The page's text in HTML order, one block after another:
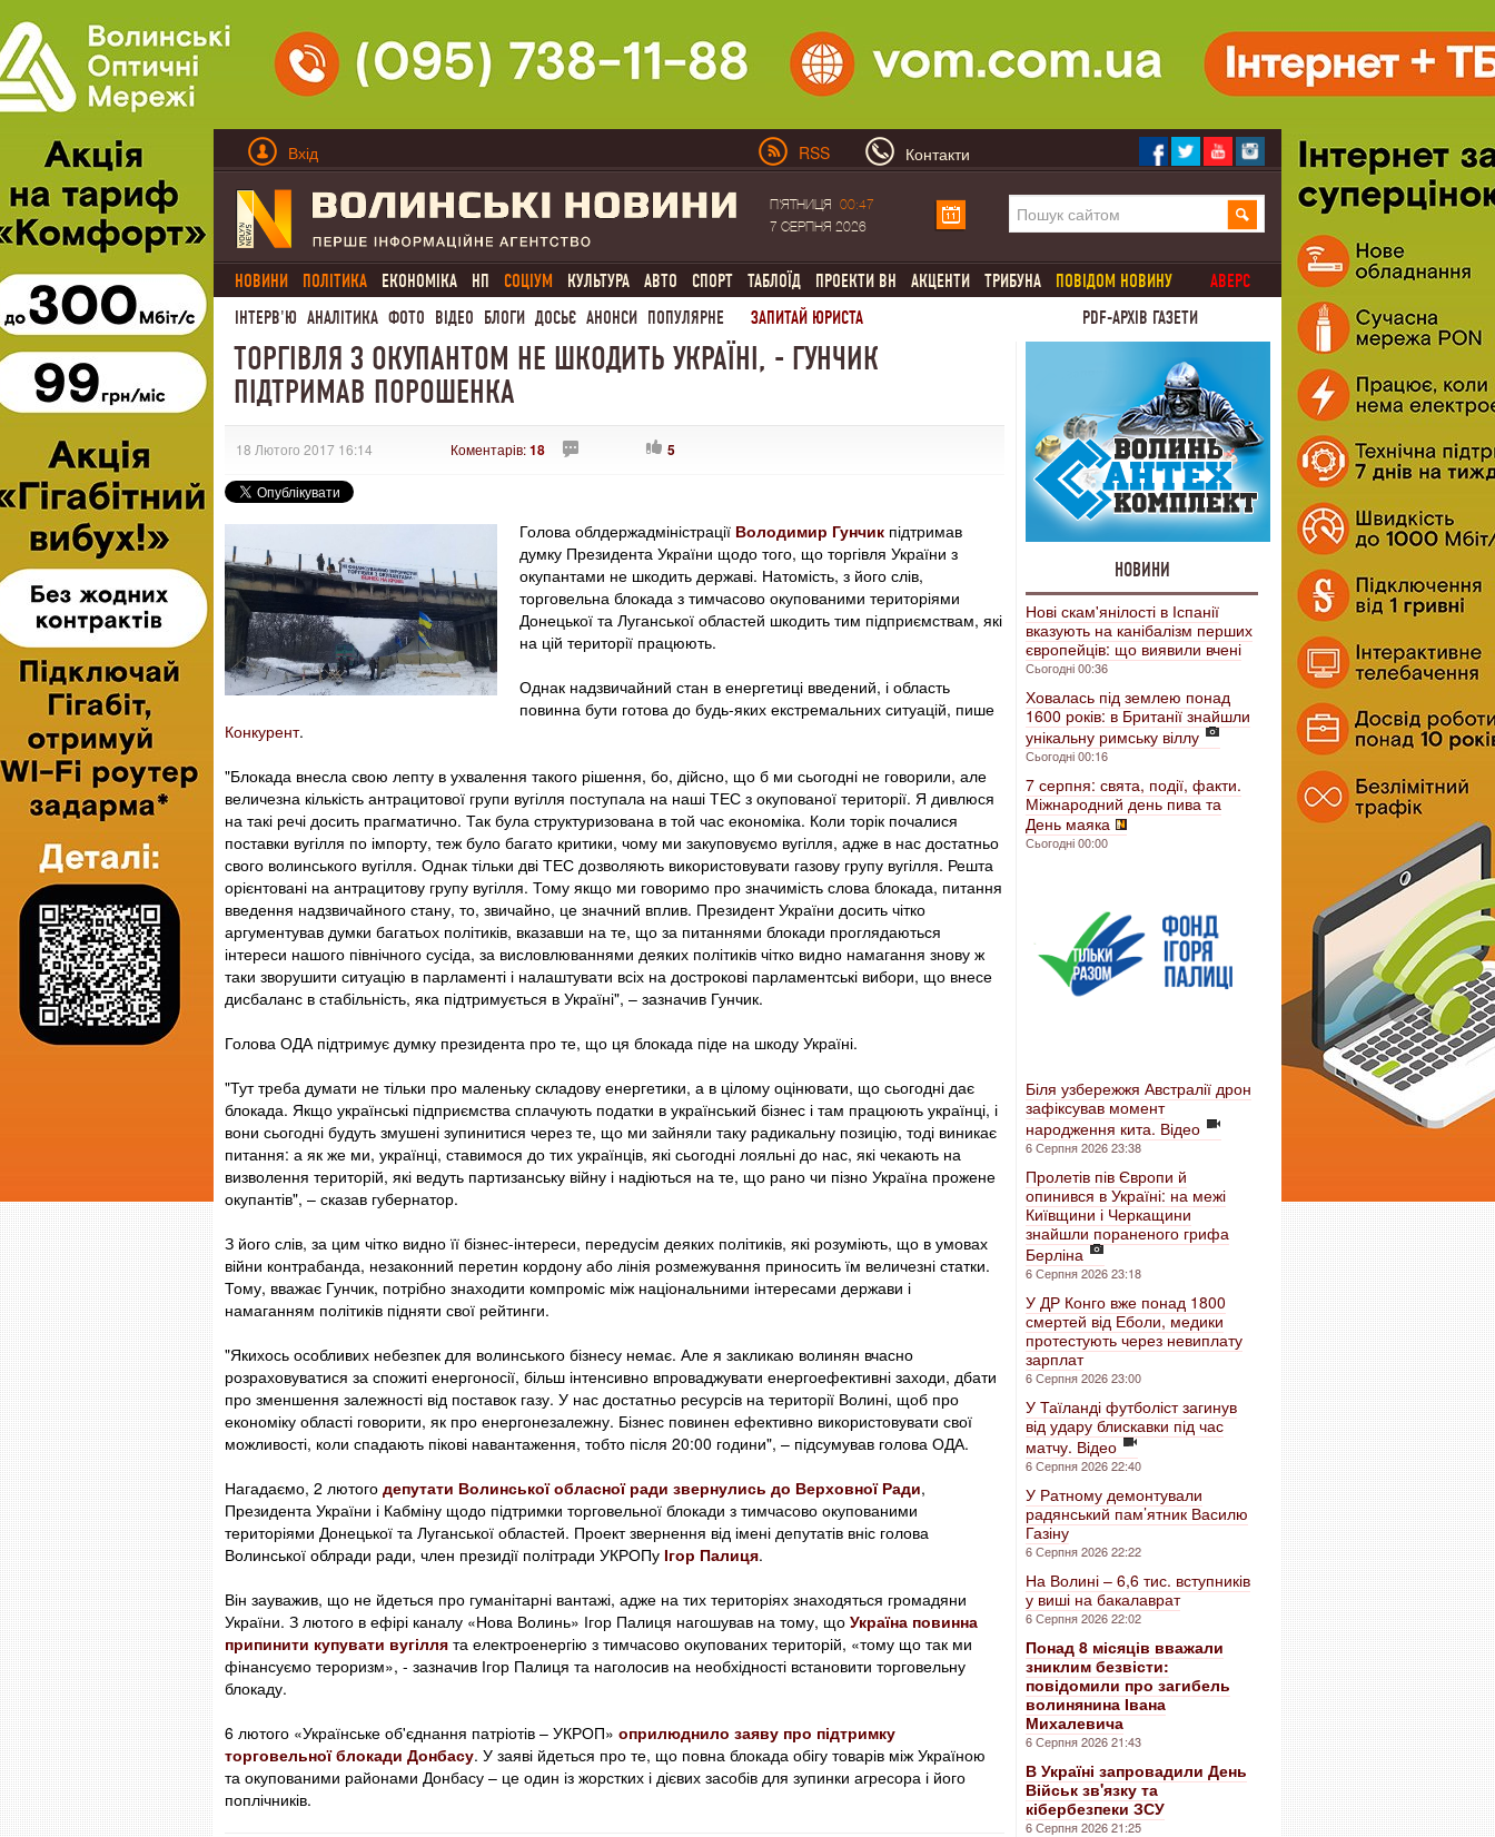
Вхід RSS Контакти
П'ЯТНИЦЯ
00:47
7 СЕРПНЯ 2026
НОВИНИ ПОЛІТИКА ЕКОНОМІКА НП СОЦІУМ КУЛЬТУРА АВТО СПОРТ ТАБЛОЇД ПРОЕКТИ ВН АКЦЕНТИ ТРИБУНА ПОВІДОМ НОВИНУ
АВЕРС
ІНТЕРВ'Ю АНАЛІТИКА ФОТО ВІДЕО БЛОГИ ДОСЬЄ АНОНСИ ПОПУЛЯРНЕ ЗАПИТАЙ ЮРИСТА PDF-АРХІВ ГАЗЕТИ
ТОРГІВЛЯ З ОКУПАНТОМ НЕ ШКОДИТЬ УКРАЇНІ, - ГУНЧИК
ПІДТРИМАВ ПОРОШЕНКА
18 Лютого 2017 16:14 Коментарів:18 5
Голова облдержадміністрації Володимир Гунчик підтримав
думку Президента України щодо того, що торгівля України з
окупантами не шкодить державі. Натомість, з його слів,
торговельна блокада з тимчасово окупованими територіями
Донецької та Луганської областей шкодить тим підприємствам, які
на цій території працюють.
Однак надзвичайний стан в енергетиці введений, і область
повинна бути готова до будь-яких екстремальних ситуацій, пише
Конкурент.
"Блокада внесла свою лепту в ухвалення такого рішення, бо, дійсно, що б ми сьогодні не говорили, але
величезна кількість антрацитової групи вугілля поступала на наші ТЕС з окупованої території. Я дивлюся
на такі речі досить прагматично. Так була структуризована в той час економіка. Коли торік почалися
поставки вугілля по імпорту, теж було багато критики, чому ми закуповуємо вугілля, адже в нас достатньо
свого волинського вугілля. Однак тільки дві ТЕС дозволяють використовувати газову групу вугілля. Решта
орієнтовані на антрацитову групу вугілля. Тому якщо ми говоримо про значимість слова блокада, питання
введення надзвичайного стану, то, звичайно, це значний вплив. Президент України досить чітко
аргументував думки багатьох політиків, вказавши на те, що за питаннями блокади проглядаються
інтереси нашого північного сусіда, за висловлюваннями деяких політиків чітко видно намагання знову ж
таки зворушити ситуацію в парламенті і налаштувати всіх на дострокові парламентські вибори, що внесе
дисбаланс в стабільність, яка підтримується в Україні", – зазначив Гунчик.
Голова ОДА підтримує думку президента про те, що ця блокада піде на шкоду Україні.
"Тут треба думати не тільки про маленьку складову енергетики, а в цілому оцінювати, що сьогодні дає
блокада. Якщо українські підприємства сплачують податки в український бізнес і там працюють українці, і
вони сьогодні будуть змушені зупинитися через те, що ми зайняли таку радикальну позицію, тоді виникає
питання: а як же ми, українці, ставимося до тих українців, які сьогодні лояльні до нас, які чекають на
визволення територій, які ведуть партизанську війну і надіються на те, що рано чи пізно Україна прожене
окупантів", – сказав губернатор.
З його слів, за цим чітко видно її бізнес-інтереси, передусім деяких політиків, які розуміють, що в умовах
війни контрабанда, незаконний перетин кордону або лінія розмежування приносить їм величезні статки.
Тому, вважає Гунчик, потрібно знаходити компроміс між національними інтересами держави і
намаганням політиків підняти свої рейтинги.
"Якихось особливих небезпек для волинського бізнесу немає. Але я закликаю волинян вчасно
розраховуватися за спожиті енергоносії, більш інтенсивно впроваджувати енергоефективні заходи, дбати
про зменшення залежності від поставок газу. У нас достатньо ресурсів на території Волині, щоб про
економіку області говорити, як про енергонезалежну. Бізнес повинен ефективно використовувати свої
можливості, коли спадають пікові навантаження, тобто після 20:00 години", – підсумував голова ОДА.
Нагадаємо, 2 лютого депутати Волинської обласної ради звернулись до Верховної Ради,
Президента України і Кабміну щодо підтримки торговельної блокади з тимчасово окупованими
територіями Донецької та Луганської областей. Проект звернення від імені депутатів вніс голова
Волинської облради ради, член президії політради УКРОПу Ігор Палиця.
Він зауважив, що не йдеться про гуманітарні вантажі, адже на тих територіях знаходяться громадяни
України. З лютого в ефірі каналу «Нова Волинь» Ігор Палиця нагошував на тому, що Україна повинна
припинити купувати вугілля та електроенергію з тимчасово окупованих територій, «тому що так ми
фінансуємо тероризм», - зазначив Ігор Палиця та наголосив на необхідності встановити торговельну
блокаду.
6 лютого «Українське об'єднання патріотів – УКРОП» оприлюднило заяву про підтримку
торговельної блокади Донбасу. У заяві йдеться про те, що повна блокада обігу товарів між Україною
та окупованими районами Донбасу – це один із жорстких і дієвих засобів для зупинки агресора і його
поплічників.
НОВИНИ
Нові скам'янілості в Іспанії
вказують на канібалізм перших
європейців: що виявили вчені
Сьогодні 00:36
Ховалась під землею понад
1600 років: в Британії знайшли
унікальну римську віллу
Сьогодні 00:16
7 серпня: свята, події, факти.
Міжнародний день пива та
День маяка
Сьогодні 00:00
Біля узбережжя Австралії дрон
зафіксував момент
народження кита. Відео
6 Серпня 2026 23:38
Пролетів пів Європи й
опинився в Україні: на межі
Київщини і Черкащини
знайшли пораненого грифа
Берліна
6 Серпня 2026 23:18
У ДР Конго вже понад 1800
смертей від Еболи, медики
протестують через невиплату
зарплат
6 Серпня 2026 23:00
У Таїланді футболіст загинув
від удару блискавки під час
матчу. Відео
6 Серпня 2026 22:40
У Ратному демонтували
радянський пам’ятник Василю
Газіну
6 Серпня 2026 22:22
На Волині – 6,6 тис. вступників
у виші на бакалаврат
6 Серпня 2026 22:02
Понад 8 місяців вважали
зниклим безвісти:
повідомили про загибель
волинянина Івана
Михалевича
6 Серпня 2026 21:43
В Україні запровадили День
Військ зв'язку та
кібербезпеки ЗСУ
6 Серпня 2026 21:25